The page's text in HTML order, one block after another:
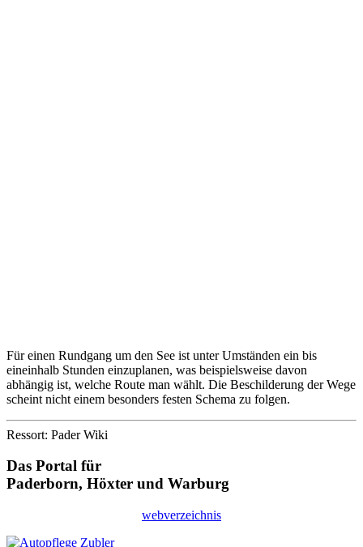
Für einen Rundgang um den See ist unter Umständen ein bis
eineinhalb Stunden einzuplanen, was beispielsweise davon
abhängig ist, welche Route man wählt. Die Beschilderung der Wege
scheint nicht einem besonders festen Schema zu folgen.
Ressort: Pader Wiki
Das Portal für
Paderborn, Höxter und Warburg
webverzeichnis